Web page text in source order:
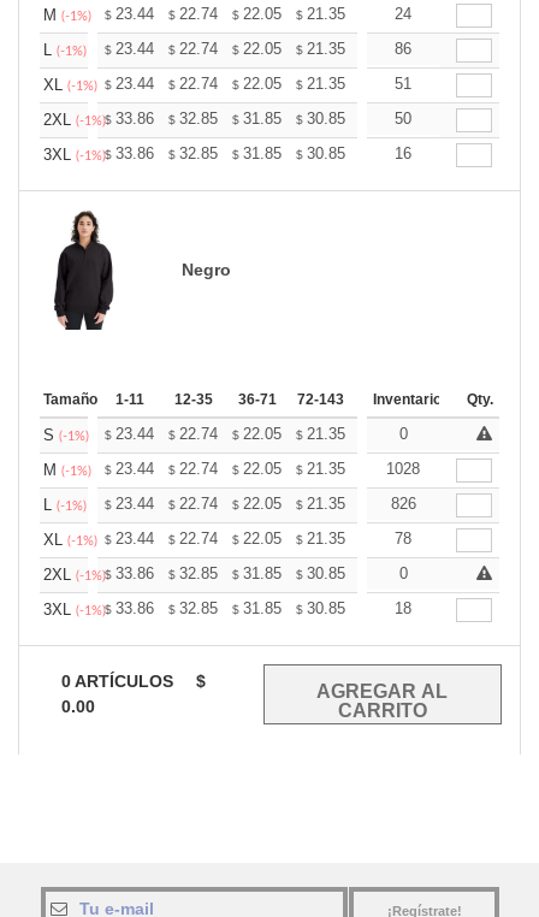
M (-1%) $ 23.44 $ 22.74 $ 22.05 $ 21.35 20.66
24
L (-1%) $ 23.44 $ 22.74 $ 22.05 $ 21.35 20.66
86
XL (-1%) $ 23.44 $ 22.74 $ 22.05 $ 21.35 20.66
51
2XL (-1%)$ 33.86 $ 32.85 $ 31.85 $ 30.85 29.85
50
3XL (-1%)$ 33.86 $ 32.85 $ 31.85 $ 30.85 29.85
16
Negro
Tamaño 1-11 12-35 36-71 72-143 144-287 288 +
Inventario Qty.
S (-1%) $ 23.44 $ 22.74 $ 22.05 $ 21.35 20.66
0
M (-1%) $ 23.44 $ 22.74 $ 22.05 $ 21.35 20.66
1028
L (-1%) $ 23.44 $ 22.74 $ 22.05 $ 21.35 20.66
826
XL (-1%) $ 23.44 $ 22.74 $ 22.05 $ 21.35 20.66
78
2XL (-1%)$ 33.86 $ 32.85 $ 31.85 $ 30.85 29.85
0
3XL (-1%)$ 33.86 $ 32.85 $ 31.85 $ 30.85 29.85
18
0ARTÍCULOS
$
0.00
¡Regístrate!